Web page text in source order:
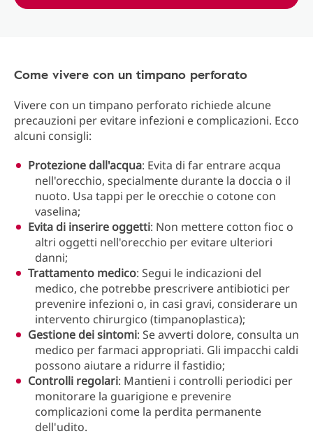
Come vivere con un timpano perforato
Vivere con un timpano perforato richiede alcune
precauzioni per evitare infezioni e complicazioni. Ecco
alcuni consigli:
Protezione dall'acqua: Evita di far entrare acqua
nell'orecchio, specialmente durante la doccia o il
nuoto. Usa tappi per le orecchie o cotone con
vaselina;
Evita di inserire oggetti: Non mettere cotton fioc o
altri oggetti nell'orecchio per evitare ulteriori
danni;
Trattamento medico: Segui le indicazioni del
medico, che potrebbe prescrivere antibiotici per
prevenire infezioni o, in casi gravi, considerare un
intervento chirurgico (timpanoplastica);
Gestione dei sintomi: Se avverti dolore, consulta un
medico per farmaci appropriati. Gli impacchi caldi
possono aiutare a ridurre il fastidio;
Controlli regolari: Mantieni i controlli periodici per
monitorare la guarigione e prevenire
complicazioni come la perdita permanente
dell'udito.